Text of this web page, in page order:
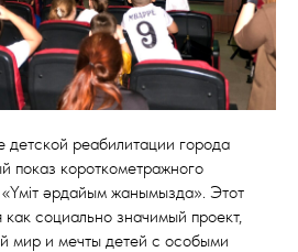
реабилитации города
показ короткометражного
әрдайым жанымызда». Этот
социально значимый проект,
мир и мечты детей с особыми